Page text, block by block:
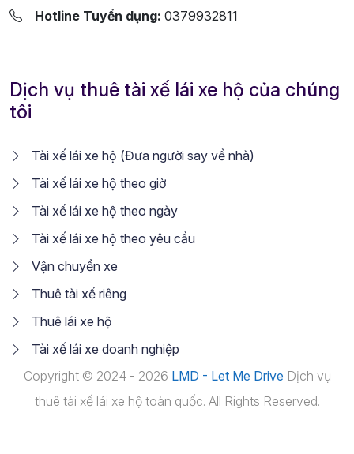
Hotline Tuyển dụng: 0379932811
Dịch vụ thuê tài xế lái xe hộ của chúng
tôi
Tài xế lái xe hộ (Đưa người say về nhà)
Tài xế lái xe hộ theo giờ
Tài xế lái xe hộ theo ngày
Tài xế lái xe hộ theo yêu cầu
Vận chuyển xe
Thuê tài xế riêng
Thuê lái xe hộ
Tài xế lái xe doanh nghiệp
Copyright © 2024 - 2026 LMD - Let Me Drive Dịch vụ
thuê tài xế lái xe hộ toàn quốc. All Rights Reserved.